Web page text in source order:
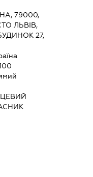
79000,
ЛЬВІВ,
27,